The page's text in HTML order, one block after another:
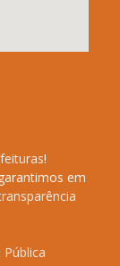
!
em